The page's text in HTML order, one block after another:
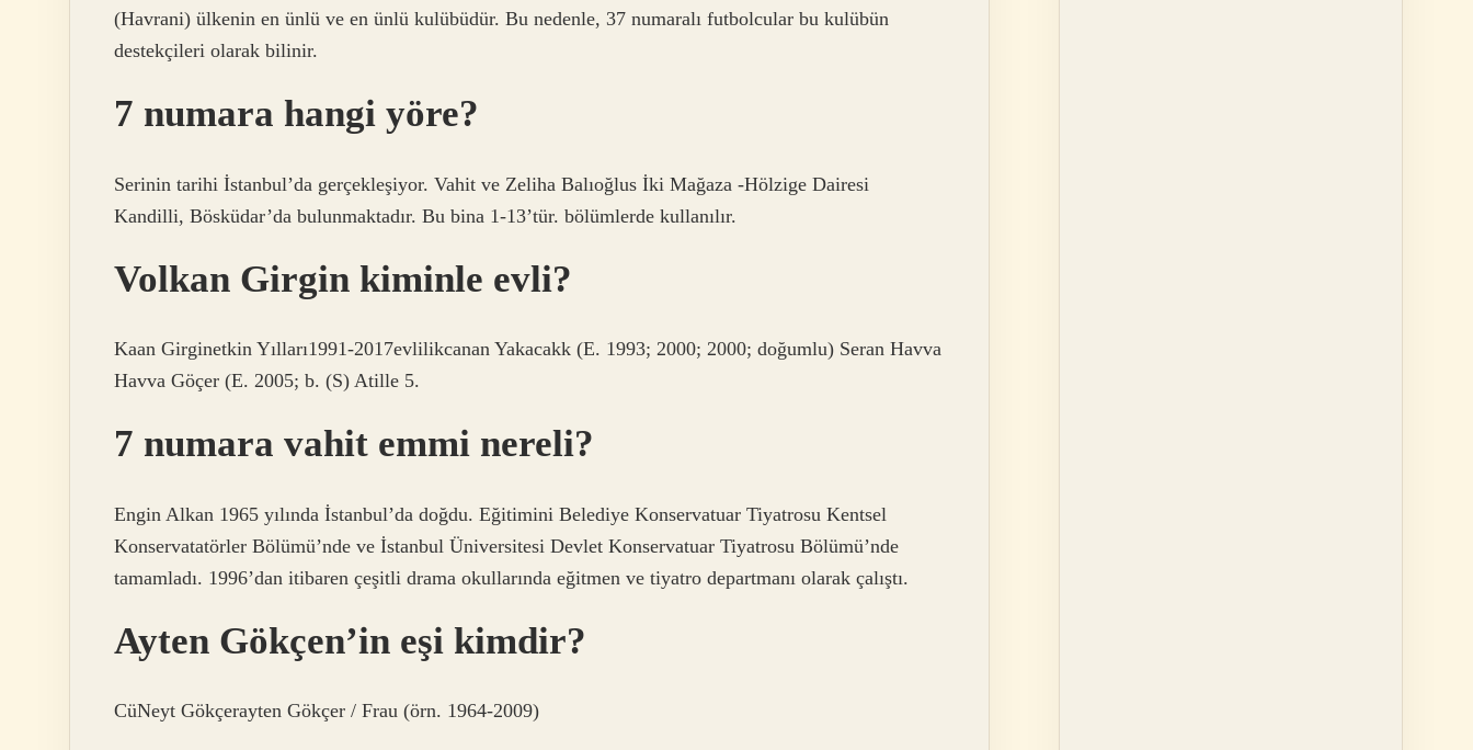
(Havrani) ülkenin en ünlü ve en ünlü kulübüdür. Bu nedenle, 37 numaralı futbolcular bu kulübün
destekçileri olarak bilinir.
7 numara hangi yöre?
Serinin tarihi İstanbul’da gerçekleşiyor. Vahit ve Zeliha Balıoğlus İki Mağaza -Hölzige Dairesi
Kandilli, Bösküdar’da bulunmaktadır. Bu bina 1-13’tür. bölümlerde kullanılır.
Volkan Girgin kiminle evli?
Kaan Girginetkin Yılları1991-2017evlilikcanan Yakacakk (E. 1993; 2000; 2000; doğumlu) Seran Havva
Havva Göçer (E. 2005; b. (S) Atille 5.
7 numara vahit emmi nereli?
Engin Alkan 1965 yılında İstanbul’da doğdu. Eğitimini Belediye Konservatuar Tiyatrosu Kentsel
Konservatatörler Bölümü’nde ve İstanbul Üniversitesi Devlet Konservatuar Tiyatrosu Bölümü’nde
tamamladı. 1996’dan itibaren çeşitli drama okullarında eğitmen ve tiyatro departmanı olarak çalıştı.
Ayten Gökçen’in eşi kimdir?
CüNeyt Gökçerayten Gökçer / Frau (örn. 1964-2009)